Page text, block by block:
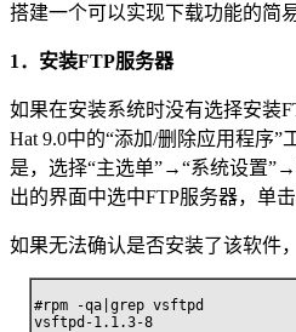
搭建一个可以实现下载功能的简
1．安装FTP服务器
如果在安装系统时没有选择安装
Hat 9.0中的“添加/删除应用程序”
是，选择“主选单”→“系统设置
出的界面中选中FTP服务器，单击
如果无法确认是否安装了该软件
#rpm -qa|grep vsftpd
vsftpd-1.1.3-8